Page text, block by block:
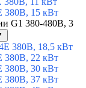
380В, 15 кВт
G1 380-480В, 3
380В, 18,5 кВт
380В, 22 кВт
380В, 30 кВт
380В, 37 кВт